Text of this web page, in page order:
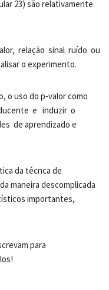
23) são relativamente
relação sinal ruído ou
o experimento.
o uso do p‐valor como
e induzir o
de aprendizado e
da técnca de
maneira descomplicada
importantes,
para